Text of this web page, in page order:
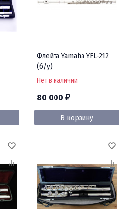
Флейта Yamaha YFL-212
(б/у)
Нет в наличии
80 000 ₽
В корзину